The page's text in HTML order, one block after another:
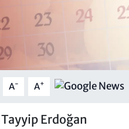
A- A+
Erdoğan